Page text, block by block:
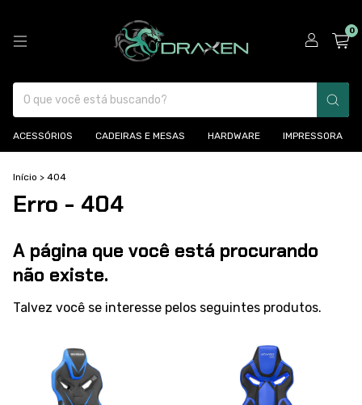
0
ACESSÓRIOS CADEIRAS E MESAS HARDWARE IMPRESSORA
Início > 404
Erro - 404
A página que você está procurando
não existe.
Talvez você se interesse pelos seguintes produtos.